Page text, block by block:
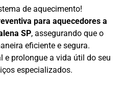
de aquecimento!
para aquecedores a
SP, assegurando que o
eficiente e segura.
e prolongue a vida útil do seu
especializados.